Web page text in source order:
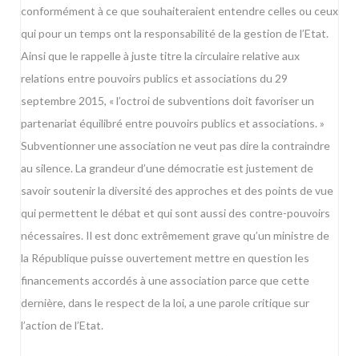
conformément à ce que souhaiteraient entendre celles ou ceux
qui pour un temps ont la responsabilité de la gestion de l’Etat.
Ainsi que le rappelle à juste titre la circulaire relative aux
relations entre pouvoirs publics et associations du 29
septembre 2015, « l’octroi de subventions doit favoriser un
partenariat équilibré entre pouvoirs publics et associations. »
Subventionner une association ne veut pas dire la contraindre
au silence. La grandeur d’une démocratie est justement de
savoir soutenir la diversité des approches et des points de vue
qui permettent le débat et qui sont aussi des contre-pouvoirs
nécessaires. Il est donc extrêmement grave qu’un ministre de
la République puisse ouvertement mettre en question les
financements accordés à une association parce que cette
dernière, dans le respect de la loi, a une parole critique sur
l’action de l’Etat.